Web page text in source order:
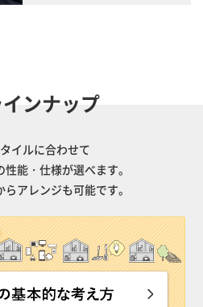
ンナップ
イルに合わせて
能・仕様が選べます。
アレンジも可能です。